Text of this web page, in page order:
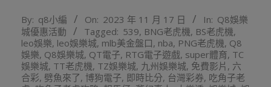
11-
17
By: q8小編 On: 2023 年 11 月 17 日 In: Q8娛樂
城優惠活動
Tagged: 539, BNG老虎機, BS老虎機,
leo娛樂, leo娛樂城, mlb美金盤口, nba, PNG老虎機, Q8
娛樂, Q8娛樂城, QT電子, RTG電子遊戲, super體育, TC
娛樂城, TT老虎機, TZ娛樂城, 九州娛樂城, 免費影片 , 六
合彩, 劈魚來了, 博狗電子, 即時比分, 台灣彩券, 吃角子老